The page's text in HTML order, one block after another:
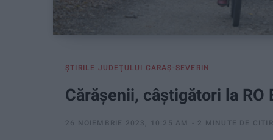
ŞTIRILE JUDEŢULUI CARAŞ-SEVERIN
Cărăşenii, câştigători la RO
26 NOIEMBRIE 2023, 10:25 AM 2 MINUTE DE